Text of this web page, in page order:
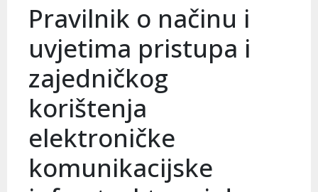
Pravilnik o načinu i
uvjetima pristupa i
zajedničkog
korištenja
elektroničke
komunikacijske